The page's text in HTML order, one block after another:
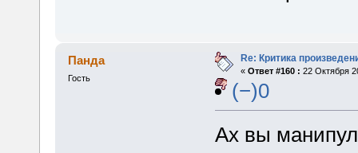
Панда
Гость
Re: Критика
« Ответ #160 : 22 Октября
(−)0
Ах вы